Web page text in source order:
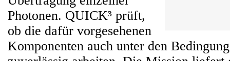
Photonen. QUICK³ prüft,
ob die dafür vorgesehenen
Komponenten auch unter den